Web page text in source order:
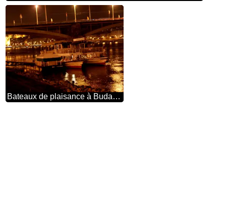
Bateaux de plaisance à Budapest